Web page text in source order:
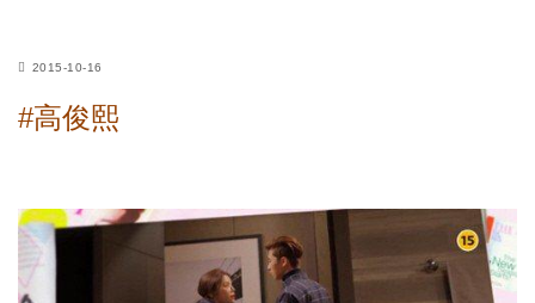
2015-10-16
#高俊熙